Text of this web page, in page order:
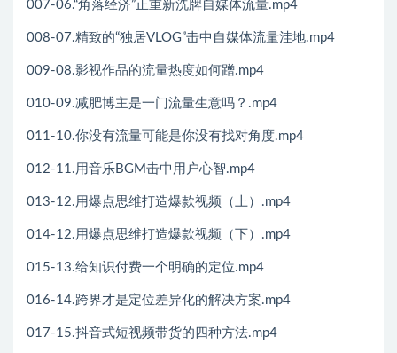
007-06.“角落经济”正重新洗牌自媒体流量.mp4
008-07.精致的“独居VLOG”击中自媒体流量洼地.mp4
009-08.影视作品的流量热度如何蹭.mp4
010-09.减肥博主是一门流量生意吗？.mp4
011-10.你没有流量可能是你没有找对角度.mp4
012-11.用音乐BGM击中用户心智.mp4
013-12.用爆点思维打造爆款视频（上）.mp4
014-12.用爆点思维打造爆款视频（下）.mp4
015-13.给知识付费一个明确的定位.mp4
016-14.跨界才是定位差异化的解决方案.mp4
017-15.抖音式短视频带货的四种方法.mp4